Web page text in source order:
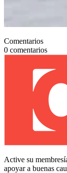
Comentarios
0 comentarios
Active su
apoyar a buenas